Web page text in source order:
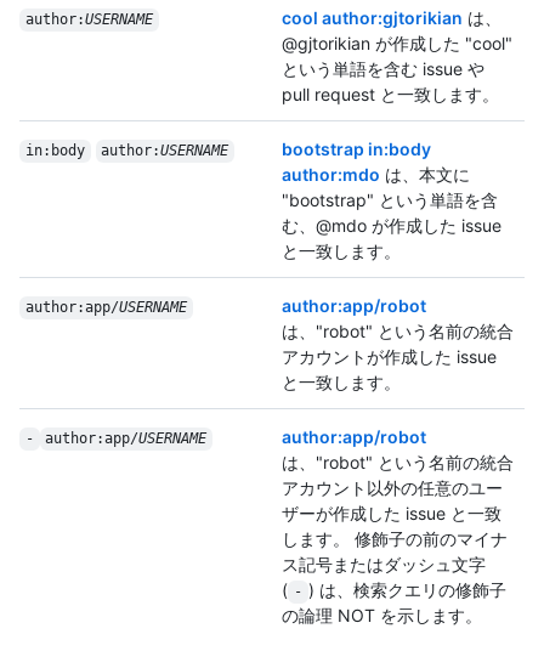
author:USERNAME cool author:gjtorikian は、
@gjtorikian が作成した "cool"
という単語を含む issue や
pull request と一致します。
in:body author:USERNAME
bootstrap in:body
author:mdo は、本文に
"bootstrap" という単語を含
む、@mdo が作成した issue
と一致します。
author:app/USERNAME
author:app/robot
は、"robot" という名前の統合
アカウントが作成した issue
と一致します。
- author:app/USERNAME
author:app/robot
は、"robot" という名前の統合
アカウント以外の任意のユー
ザーが作成した issue と一致
します。 修飾子の前のマイナ
ス記号またはダッシュ文字
( - ) は、検索クエリの修飾子
の論理 NOT を示します。